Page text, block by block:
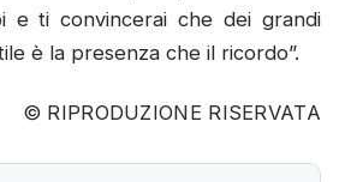
e ti convincerai che dei grandi
è la presenza che il ricordo”.
© RIPRODUZIONE RISERVATA